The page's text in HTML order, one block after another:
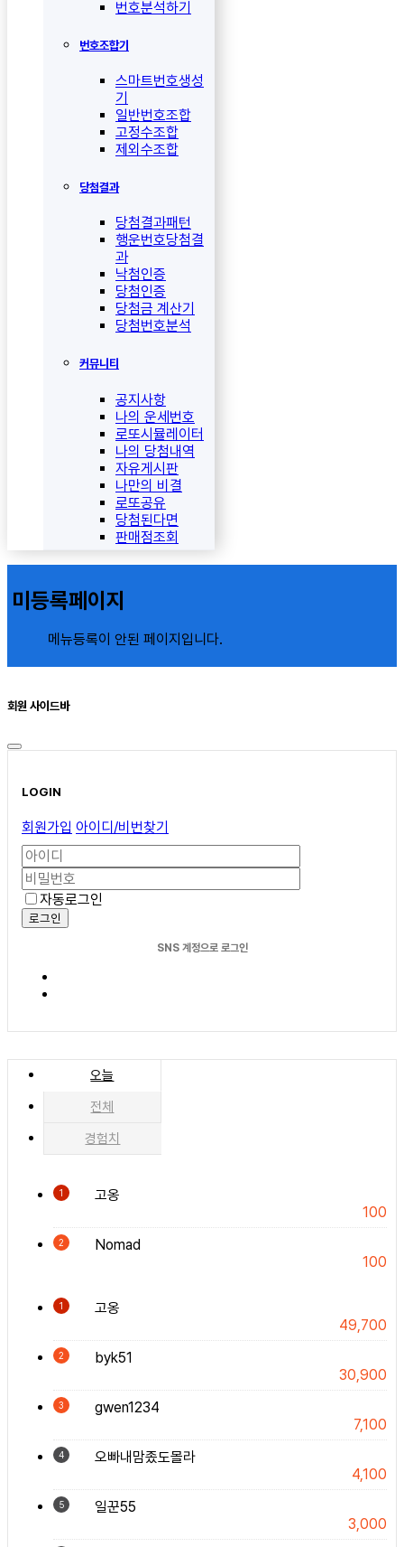
번호분석하기
번호조합기
스마트번호생성
기
일반번호조합
고정수조합
제외수조합
당첨결과
당첨결과패턴
행운번호당첨결
과
낙첨인증
당첨인증
당첨금 계산기
당첨번호분석
커뮤니티
공지사항
나의 운세번호
로또시뮬레이터
나의 당첨내역
자유게시판
나만의 비결
로또공유
당첨된다면
판매점조회
미등록페이지
메뉴등록이 안된 페이지입니다.
회원 사이드바
LOGIN
회원가입 아이디/비번찾기
자동로그인
로그인
SNS 계정으로 로그인
오늘
전체
경험치
1
고옹
100
2
Nomad
100
1
고옹
49,700
2
byk51
30,900
3
gwen1234
7,100
4
오빠내맘좄도몰라
4,100
5
일꾼55
3,000